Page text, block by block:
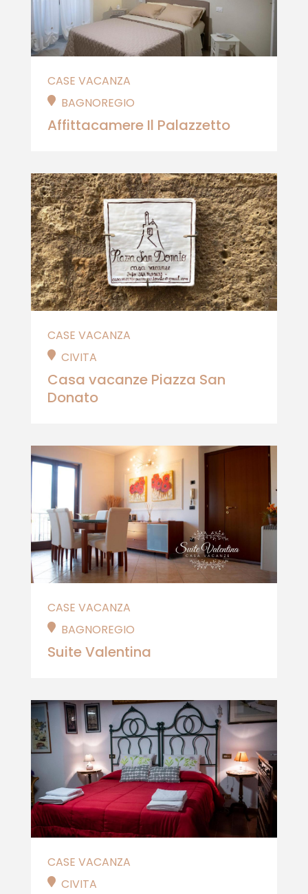
CASE VACANZA
BAGNOREGIO
Affittacamere Il Palazzetto
CASE VACANZA
CIVITA
Casa vacanze Piazza San
Donato
CASE VACANZA
BAGNOREGIO
Suite Valentina
CASE VACANZA
CIVITA